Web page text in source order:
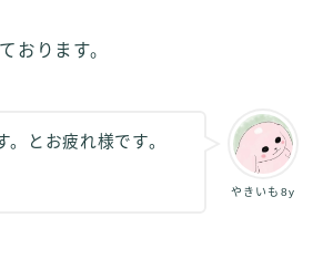
おります。
やきいも8y
。とお疲れ様です。